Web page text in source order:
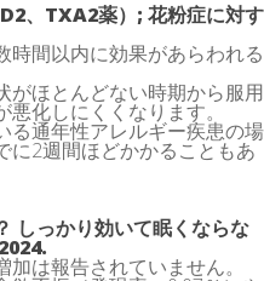
、TXA2薬）; 花粉症に対す
時間以内に効果があらわれる
がほとんどない時期から服用
化しにくくなります。
る通年性アレルギー疾患の場
に2週間ほどかかることもあ
しっかり効いて眠くならな
は報告されていません。